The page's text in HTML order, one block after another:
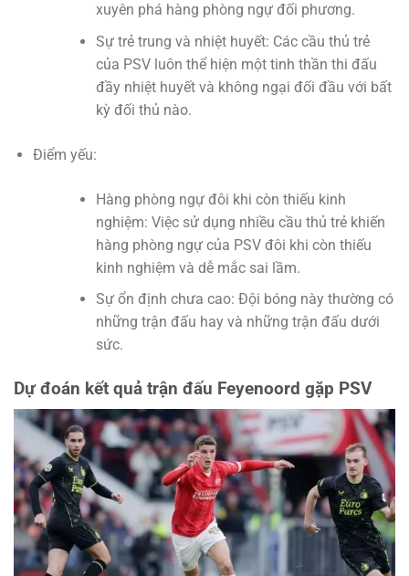
xuyên phá hàng phòng ngự đối phương.
Sự trẻ trung và nhiệt huyết: Các cầu thủ trẻ
của PSV luôn thể hiện một tinh thần thi đấu
đầy nhiệt huyết và không ngại đối đầu với bất
kỳ đối thủ nào.
Điểm yếu:
Hàng phòng ngự đôi khi còn thiếu kinh
nghiệm: Việc sử dụng nhiều cầu thủ trẻ khiến
hàng phòng ngự của PSV đôi khi còn thiếu
kinh nghiệm và dễ mắc sai lầm.
Sự ổn định chưa cao: Đội bóng này thường có
những trận đấu hay và những trận đấu dưới
sức.
Dự đoán kết quả trận đấu Feyenoord gặp PSV